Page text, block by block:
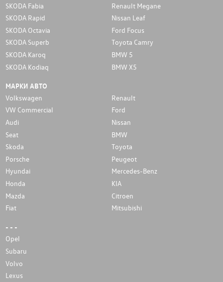
SKODA Fabia
SKODA Rapid
SKODA Octavia
SKODA Superb
SKODA Karoq
SKODA Kodiaq
Renault Megane
Nissan Leaf
Ford Focus
Toyota Camry
BMW 5
BMW X5
МАРКИ АВТО
Volkswagen
Renault
VW Commercial
Ford
Audi
Nissan
Seat
BMW
Skoda
Toyota
Porsche
Peugeot
Hyundai
Mercedes-Benz
Honda
KIA
Mazda
Citroen
Fiat
Mitsubishi
- - -
Opel
Subaru
Volvo
Lexus